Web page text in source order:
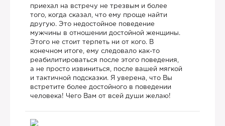
приехал на встречу не трезвым и более
того, когда сказал, что ему проще найти
другую. Это недостойное поведение
мужчины в отношении достойной женщины.
Этого не стоит терпеть ни от кого. В
конечном итоге, ему следовало как-то
реабилитироваться после этого поведения,
а не просто извиниться, после вашей мягкой
и тактичной подсказки. Я уверена, что Вы
встретите более достойного в поведении
человека! Чего Вам от всей души желаю!